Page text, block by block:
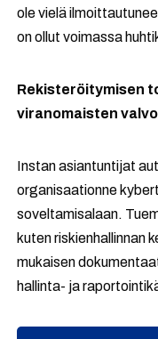
ole vielä
on ollut voimassa
Rekisteröitymisen
viranomaisten
Instan asiantuntijat
organisaationne
soveltamisalaan.
kuten riskienhallinnan
mukaisen
hallinta- ja